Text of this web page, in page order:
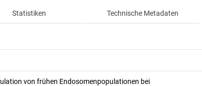
Statistiken Technische Metadaten
von frühen Endosomenpopulationen bei